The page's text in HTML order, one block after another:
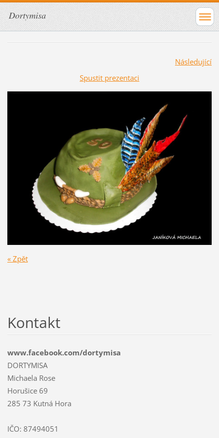
Dortymisa
Následující
Spustit prezentaci
« Zpět
Kontakt
www.facebook.com/dortymisa
DORTYMISA
Michaela Rose
Horušice 69
285 73 Kutná Hora
IČO: 87494051